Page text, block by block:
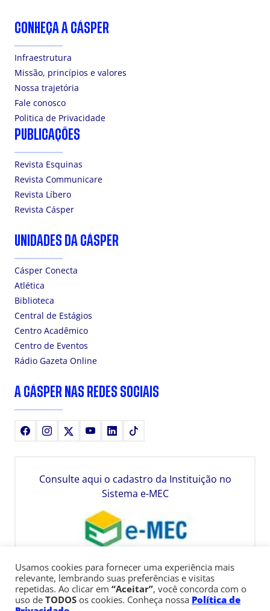
CONHEÇA A CÁSPER
Infraestrutura
Missão, princípios e valores
Nossa trajetória
Fale conosco
Politica de Privacidade
PUBLICAÇÕES
Revista Esquinas
Revista Communicare
Revista Líbero
Revista Cásper
UNIDADES DA CÁSPER
Cásper Conecta
Atlética
Biblioteca
Central de Estágios
Centro Acadêmico
Centro de Eventos
Rádio Gazeta Online
A CÁSPER NAS REDES SOCIAIS
FacebookInstagram YoutubeLinkedIn
Consulte aqui o cadastro da Instituição no
Sistema e-MEC
Usamos cookies para fornecer uma experiência mais
relevante, lembrando suas preferências e visitas
repetidas. Ao clicar em “Aceitar”, você concorda com o
uso de TODOS os cookies. Conheça nossa Política de